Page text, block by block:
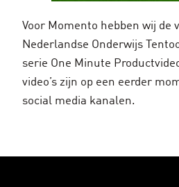
Voor Momento hebben wij de
Nederlandse Onderwijs
serie One Minute
video’s zijn op een eerder
social media kanalen.